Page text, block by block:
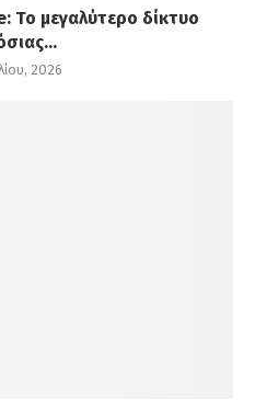
Το μεγαλύτερο δίκτυο
2026